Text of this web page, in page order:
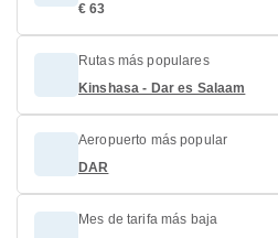
€ 63
Rutas más populares
Kinshasa - Dar es Salaam
Aeropuerto más popular
DAR
Mes de tarifa más baja